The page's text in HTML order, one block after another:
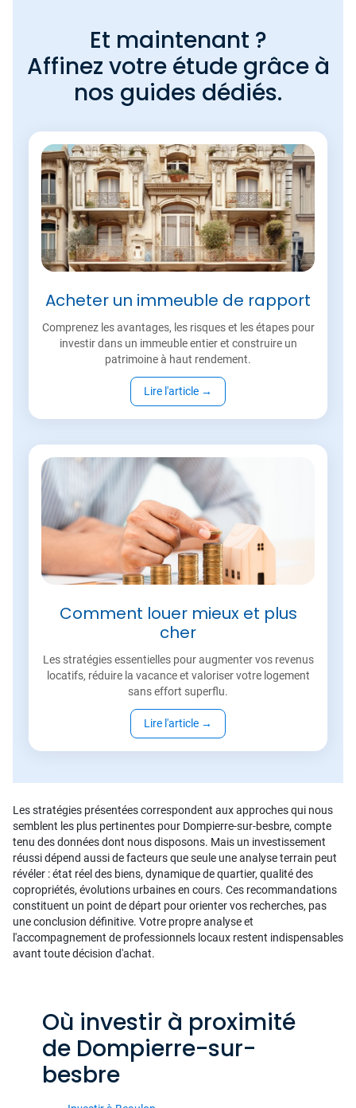
Et maintenant ?
Affinez votre étude grâce à
nos guides dédiés.
Acheter un immeuble de rapport
Comprenez les avantages, les risques et les étapes pour
investir dans un immeuble entier et construire un
patrimoine à haut rendement.
Lire l'article →
Comment louer mieux et plus
cher
Les stratégies essentielles pour augmenter vos revenus
locatifs, réduire la vacance et valoriser votre logement
sans effort superflu.
Lire l'article →
Les stratégies présentées correspondent aux approches qui nous
semblent les plus pertinentes pour Dompierre-sur-besbre, compte
tenu des données dont nous disposons. Mais un investissement
réussi dépend aussi de facteurs que seule une analyse terrain peut
révéler : état réel des biens, dynamique de quartier, qualité des
copropriétés, évolutions urbaines en cours. Ces recommandations
constituent un point de départ pour orienter vos recherches, pas
une conclusion définitive. Votre propre analyse et
l'accompagnement de professionnels locaux restent indispensables
avant toute décision d'achat.
Où investir à proximité
de Dompierre-sur-
besbre